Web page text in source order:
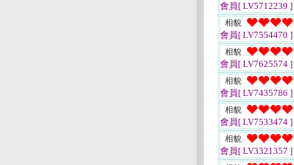
會員[ LV5712239 ]
相貌
會員[ LV7554470 ]
相貌
會員[ LV7625574 ]
相貌
會員[ LV7435786 ]
相貌
會員[ LV7533474 ]
相貌
會員[ LV3321357 ]